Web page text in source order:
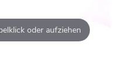
oder aufziehen